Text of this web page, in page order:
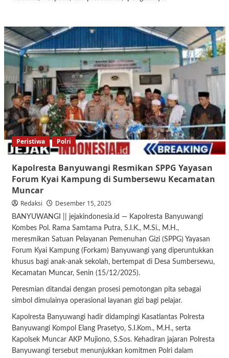
Peristiwa Polri
Kapolresta Banyuwangi Resmikan SPPG Yayasan
Forum Kyai Kampung di Sumbersewu Kecamatan
Muncar
Redaksi Desember 15, 2025
BANYUWANGI || jejakindonesia.id — Kapolresta Banyuwangi
Kombes Pol. Rama Samtama Putra, S.I.K., M.Si., M.H.,
meresmikan Satuan Pelayanan Pemenuhan Gizi (SPPG) Yayasan
Forum Kyai Kampung (Forkam) Banyuwangi yang diperuntukkan
khusus bagi anak-anak sekolah, bertempat di Desa Sumbersewu,
Kecamatan Muncar, Senin (15/12/2025).
Peresmian ditandai dengan prosesi pemotongan pita sebagai
simbol dimulainya operasional layanan gizi bagi pelajar.
Kapolresta Banyuwangi hadir didampingi Kasatlantas Polresta
Banyuwangi Kompol Elang Prasetyo, S.I.Kom., M.H., serta
Kapolsek Muncar AKP Mujiono, S.Sos. Kehadiran jajaran Polresta
Banyuwangi tersebut menunjukkan komitmen Polri dalam